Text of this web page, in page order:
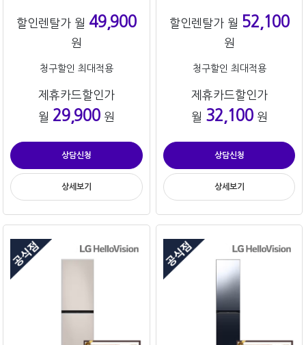
할인렌탈가 월 49,900
원
청구할인 최대적용
제휴카드할인가
월 29,900원
상담신청
상세보기
할인렌탈가 월 52,100
원
청구할인 최대적용
제휴카드할인가
월 32,100원
상담신청
상세보기